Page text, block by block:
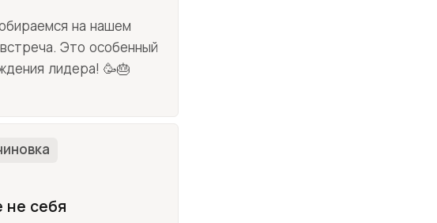
на нашем
Это особенный
лидера! 🥳🎂
не себя